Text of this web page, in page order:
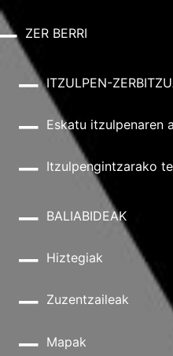
ZER BERRI
ITZULPEN-
Eskatu itzulpenaren
Itzulpengintzarako
BALIABIDEAK
Hiztegiak
Zuzentzaileak
Mapak